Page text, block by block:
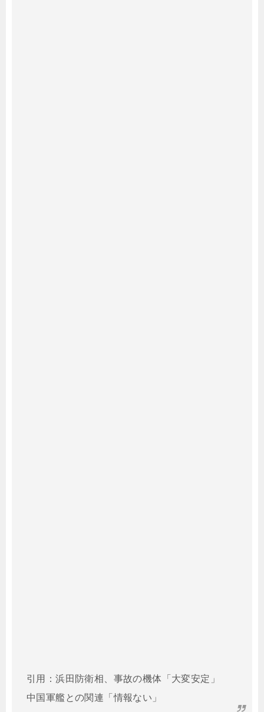
引用：浜田防衛相、事故の機体「大変安定」
中国軍艦との関連「情報ない」